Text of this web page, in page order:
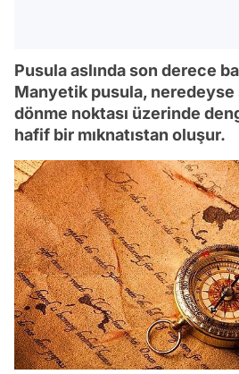
Pusula aslında son derece
Manyetik pusula,
dönme noktası üzerinde
hafif bir mıknatıstan oluşur.